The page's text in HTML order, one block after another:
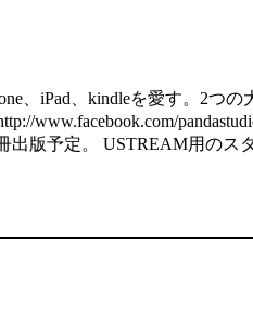
、iPad、kindleを愛す。2つ
www.facebook.com/
版予定。 USTREAM用のス